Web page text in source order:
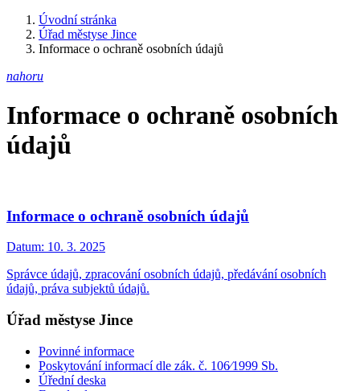
Úvodní stránka
Úřad městyse Jince
Informace o ochraně osobních údajů
nahoru
Informace o ochraně osobních
údajů
Informace o ochraně osobních údajů
Datum: 10. 3. 2025
Správce údajů, zpracování osobních údajů, předávání osobních
údajů, práva subjektů údajů.
Úřad městyse Jince
Povinné informace
Poskytování informací dle zák. č. 106⁄1999 Sb.
Úřední deska